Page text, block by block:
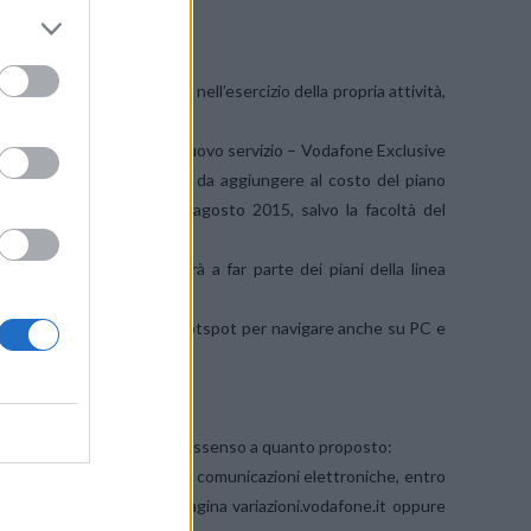
Exclusive
Omnitel B.V., nell’esercizio della propria attività,
automatica di un nuovo servizio – Vodafone Exclusive
mensile di 1,90 euro da aggiungere al costo del piano
dati) a partire dal 31 agosto 2015, salvo la facoltà del
il tuo piano entrerà a far parte dei piani della linea
in modalità hotspot per navigare anche su PC e
manifestare il proprio dissenso a quanto proposto:
4 del Codice delle comunicazioni elettroniche, entro
sms, accedendo alla pagina variazioni.vodafone.it oppure